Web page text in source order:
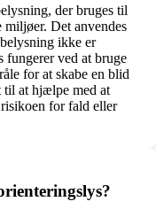
der bruges til
Det anvendes
ikke er
ved at bruge
for at skabe en blid
til at hjælpe med at
for fald eller